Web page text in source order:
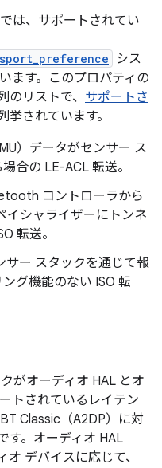
は、サポートされてい
シス
ます。このプロパティの
リストで、 サポートさ
されています。
）データがセンサー ス
合の LE-ACL 転送。
コントローラから
イシャライザーにトンネ
転送。
サー スタックを通じて報
グ機能のない ISO 転
がオーディオ HAL とオ
トされているレイテン
Classic（A2DP）に対
す。オーディオ HAL
デバイスに応じて、